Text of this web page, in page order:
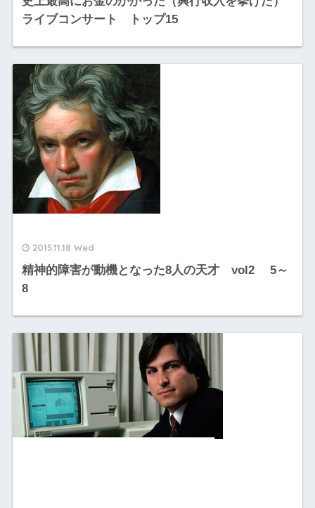
ライブコンサート トップ15
2015.11.18 Wed
精神的障害が動機となった8人の天才 vol2 5～
8